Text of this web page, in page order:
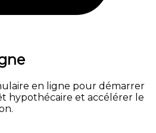
en ligne pour démarrer
hypothécaire et accélérer le